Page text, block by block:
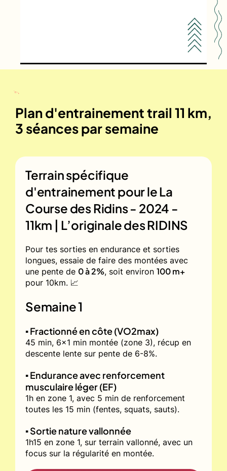
Plan d'entrainement trail 11 km,
3 séances par semaine
Terrain spécifique
d'entrainement pour leLa
Course des Ridins - 2024 -
11km | L’originale des RIDINS
Pour tes sorties en endurance et sorties
longues, essaie de faire des montées avec
une pente de 0 à 2%, soit environ 100 m+
pour 10km. 📈
Semaine 1
▪️ Fractionné en côte (VO2max)
45 min, 6x1 min montée (zone 3), récup en
descente lente sur pente de 6-8%.
▪️ Endurance avec renforcement
musculaire léger (EF)
1h en zone 1, avec 5 min de renforcement
toutes les 15 min (fentes, squats, sauts).
▪️ Sortie nature vallonnée
1h15 en zone 1, sur terrain vallonné, avec un
focus sur la régularité en montée.